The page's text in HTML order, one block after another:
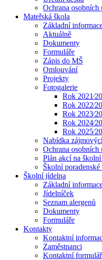
Ochrana osobních
Mateřská škola
Základní
Aktuálně
Dokumenty
Formuláře
Zápis do MŠ
Omlouvání
Projekty
Fotogalerie
Rok
Rok
Rok
Rok
Rok
Nabídka
Ochrana osobních
Plán akcí na
Školní poradenské
Školní jídelna
Základní
Jídelníček
Seznam alergenů
Dokumenty
Formuláře
Kontakty
Kontaktní
Zaměstnanci
Kontaktní formulář